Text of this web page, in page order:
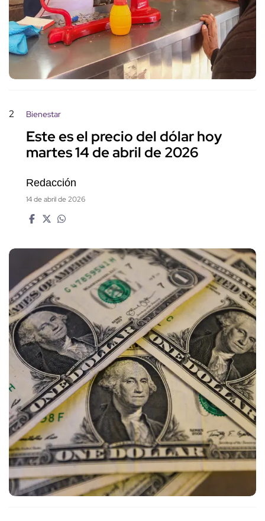
2 Bienestar
Este es el precio del dólar hoy
martes 14 de abril de 2026
Redacción
14 de abril de 2026